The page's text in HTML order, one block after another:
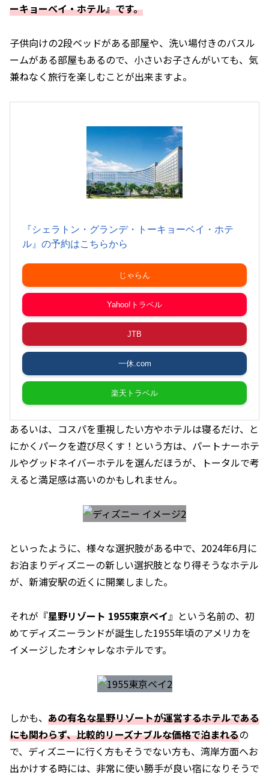
ーキョーベイ・ホテル』です。
子供向けの2段ベッドがある部屋や、洗い場付きのバスル
ームがある部屋もあるので、小さいお子さんがいても、気
兼ねなく旅行を楽しむことが出来ますよ。
『シェラトン・グランデ・トーキョーベイ・ホテ
ル』の予約はこちらから
じゃらん
Yahoo!トラベル
JTB
一休.com
楽天トラベル
あるいは、コスパを重視したい方やホテルは寝るだけ、と
にかくパークを遊び尽くす！という方は、パートナーホテ
ルやグッドネイバーホテルを選んだほうが、トータルで考
えると満足感は高いのかもしれません。
といったように、様々な選択肢がある中で、2024年6月に
お泊まりディズニーの新しい選択肢となり得そうなホテル
が、新浦安駅の近くに開業しました。
それが『星野リゾート 1955東京ベイ 』という名前の、初
めてディズニーランドが誕生した1955年頃のアメリカを
イメージしたオシャレなホテルです。
しかも、 あの有名な星野リゾートが運営するホテルである
にも関わらず、比較的リーズナブルな価格で泊まれるの
で、ディズニーに行く方もそうでない方も、湾岸方面へお
出かけする時には、非常に使い勝手が良い宿になりそうで